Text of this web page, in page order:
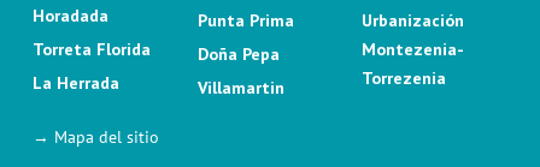
Horadada
Torreta Florida
La Herrada
Punta Prima
Doña Pepa
Villamartin
Urbanización
Montezenia-
Torrezenia
→ Mapa del sitio